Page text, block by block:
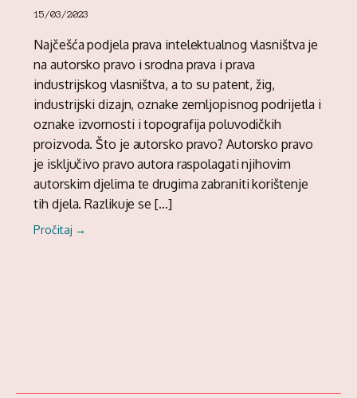
15/03/2023
Najčešća podjela prava intelektualnog vlasništva je
na autorsko pravo i srodna prava i prava
industrijskog vlasništva, a to su patent, žig,
industrijski dizajn, oznake zemljopisnog podrijetla i
oznake izvornosti i topografija poluvodičkih
proizvoda. Što je autorsko pravo? Autorsko pravo
je isključivo pravo autora raspolagati njihovim
autorskim djelima te drugima zabraniti korištenje
tih djela. Razlikuje se […]
Pročitaj →